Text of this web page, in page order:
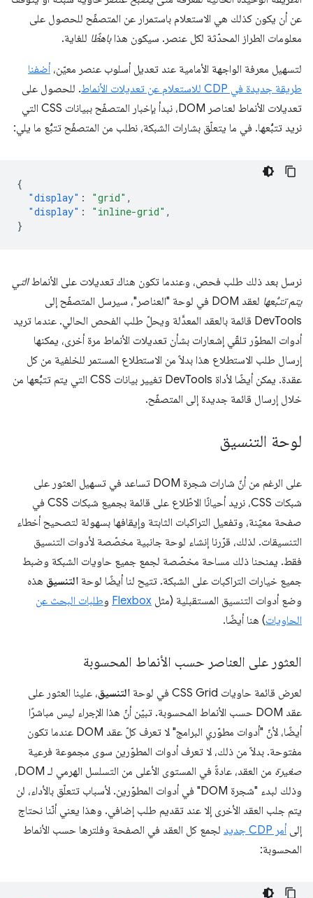
عن أن يكون كذلك هي الاستعلام باستمرار عن المتصفّح للحصول على
معلومات الطراز المحدّثة لكل عنصر. سيكون هذاباهظًا للغاية.
لتسهيل معرفة الواجهة الأمامية عند تعديل أسلوب عنصر معيّن، أضفنا
طريقة جديدة في CDP للاستعلام عن تعديلات الأنماط
. للحصول على
تعديلات الأنماط لعناصر DOM، نبدأ بإخبار المتصفّح ببيانات CSS التي
نريد تتبُّعها. في ما يتعلّق بشارات الشبكة، نطلب من المتصفّح تتبُّع ما يلي:
{
"display" : "grid" ,
"display" : "inline-grid" ,
}
نرسل بعد ذلك طلب فحص، وعندما تكون هناك تعديلات على الأنماطالتي
يتم تتبُّعها
لعقد DOM في لوحة "العناصر"، سيرسل المتصفّح إلى
DevTools قائمة بالعقد المعدَّلة ويحلّ طلب الفحص الحالي. عندما تريد
أدوات المطوّر تلقّي إشعارات بشأن تعديلات الأنماط مرة أخرى، يمكنها
إرسال طلب الاستطلاع هذا بدلاً من الاستطلاع المستمر للخلفية من كل
عقدة. يمكن أيضًا لأداة DevTools تغيير بيانات CSS التي يتم تتبُّعها من
خلال إرسال قائمة جديدة إلى المتصفّح.
لوحة التنسيق
على الرغم من أنّ شارات شجرة DOM تساعد في تسهيل العثور على
شبكات CSS، نريد أحيانًا الاطّلاع على قائمة بجميع شبكات CSS في
صفحة معيّنة، وتفعيل التراكبات الثابتة وإيقافها بسهولة لتصحيح أخطاء
التنسيقات. لذلك، قرّرنا إنشاء لوحة جانبية مخصّصة لأدوات التنسيق
فقط. يمنحنا ذلك مساحة مخصّصة لجمع جميع حاويات الشبكة وضبط
جميع خيارات التراكبات على الشبكة. تتيح لنا أيضًا لوحة التنسيق هذه
وضع أدوات التنسيق المستقبلية (مثل Flexbox وطلبات البحث عن
الحاويات) هنا أيضًا.
العثور على العناصر حسب الأنماط المحسوبة
لعرض قائمة حاويات CSS Grid في لوحة التنسيق، علينا العثور على
عقد DOM حسب الأنماط المحسوبة. تبيّن أنّ هذا الإجراء ليس مباشرًا
أيضًا، لأنّ "أدوات مطوّري البرامج" لا تعرف كلّ عقد DOM عندما تكون
مفتوحة. بدلاً من ذلك، لا تعرف أدوات المطوّرين سوى مجموعة فرعية
صغيرة
من العقد، عادةً في المستوى الأعلى من التسلسل الهرمي لـ DOM،
وذلك لبدء "شجرة DOM" في أدوات المطوّرين. لأسباب تتعلّق بالأداء، لن
يتم جلب العقد الأخرى إلا عند تقديم طلب إضافي. وهذا يعني أنّنا نحتاج
إلى أمر CDP جديد
لجمع كل العقد في الصفحة وفلترها حسب الأنماط
المحسوبة: